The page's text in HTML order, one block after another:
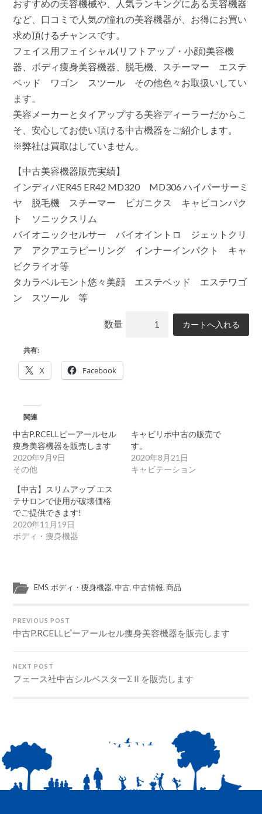
おすすめの美容機械や、人気ランキングにある美容機器
など、口コミで人気の憧れの美容機器が、お得にお買い
求め頂けるチャンスです。
フェイス用フェイシャル(リフトアップ・小顔)美容機
器、ボディ痩身美容機器、脱毛機、スチーマー エステ
ベッド ワゴン スツール その他色々お取扱いしてい
ます。
美容メーカーとタイアップする美容ディーラーだからこ
そ、安心してお使い頂ける中古機器をご紹介します。
※弊社は買取はしていません。
【中古美容機器販売実績】
インディバER45 ER42 MD320 MD306 ハイパーサーミ
ヤ 脱毛機 スチーマー ビガニクス キャビコンパク
ト ソニックスリム
バイオニックセルサー バイオイントロ ジェットクリ
ア アクアエラピーリング インナーインパクト キャ
ビクライオ等
タカラベルモント悠々美顔 エステベッド エステワゴ
ン スツール 等
数量
共有:
X Facebook
関連
中古P.RCELLピーアールセル
痩身美容機器を販売します
2020年9月9日
その他
キャビリポ中古の販売で
す。
2020年8月21日
キャビテーション
【中古】スリムアップ エス
テサロンで使用が破壊価格
でご提供できます!
2020年11月19日
ボディ・痩身機器
EMS, ボディ・痩身機器,中古,中古情報,商品
PREVIOUS POST
中古P.RCELLピーアールセル痩身美容機器を販売します
NEXT POST
フェース社中古シルベスターΣⅡを販売します